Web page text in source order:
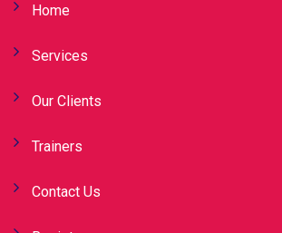
Home
Services
Our Clients
Trainers
Contact Us